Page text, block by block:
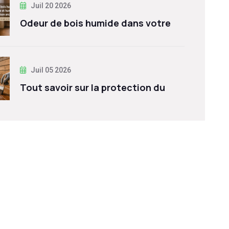
Juil 20 2026
Odeur de bois humide dans votre
Juil 05 2026
Tout savoir sur la protection du